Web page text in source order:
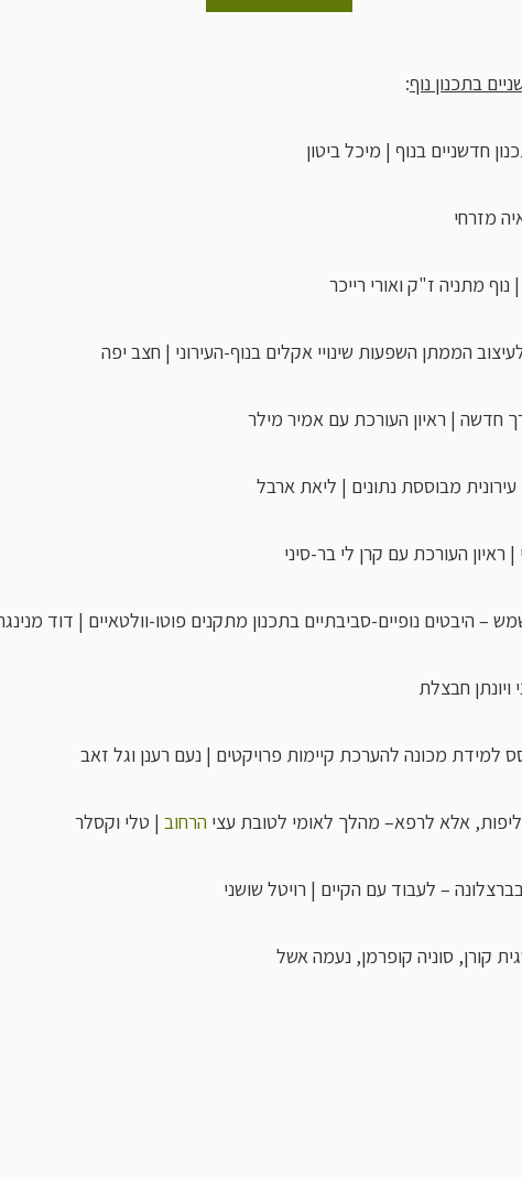
בתכנון נוף:
חדשניים בנוף | מיכל ביטון
מזרחי
מתניה ז"ק ואורי רייכר
הממתן השפעות שינויי אקלים בנוף-העירוני | חצב יפה
חדשה | ראיון העורכת עם אמיר מילר
מבוססת נתונים | ליאת ארבל
| ראיון העורכת עם קרן לי בר-סיני
– היבטים נופיים-סביבתיים בתכנון מתקנים פוטו-וולטאיים | דוד
חבצלת
למידת מכונה להערכת קיימות פרויקטים | נעם רענן וגל זאב
אלא לרפא– מהלך לאומי לטובת עצי הרחוב | טלי וקסלר
בברצלונה – לעבוד עם הקיים | רויטל שושני
קורן, סוניה קופרמן, נעמה אשל